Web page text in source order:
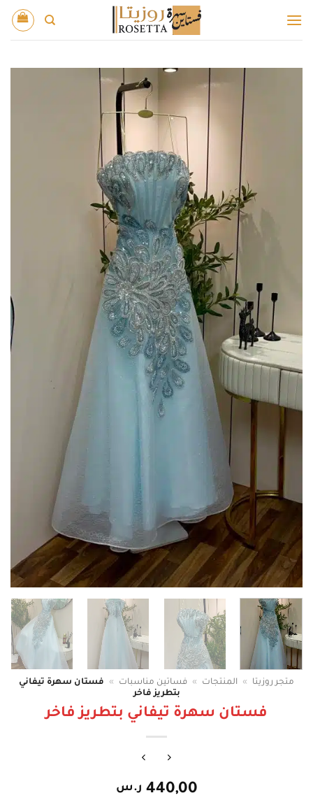
للمحتوى
متجر روزيتا » المنتجات » فساتين مناسبات »
فستان سهرة تيفاني
بتطريز فاخر
فستان سهرة تيفاني بتطريز فاخر
440,00 ر.س